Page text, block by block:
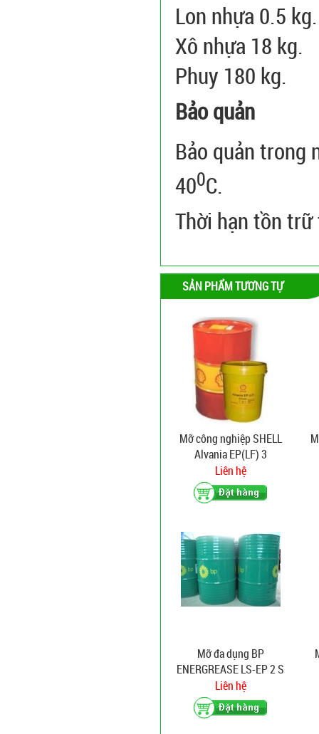
Lon nhựa 0.5 kg.
Xô nhựa 18 kg.
Phuy 180 kg.
Bảo quản
Bảo quản trong
400C.
Thời hạn tồn
SẢN PHẨM TƯƠNG TỰ
Mỡ công nghiệp SHELL
Alvania EP(LF) 3
Liên hệ
Mỡ đa dụng BP
ENERGREASE LS-EP 2 S
Liên hệ